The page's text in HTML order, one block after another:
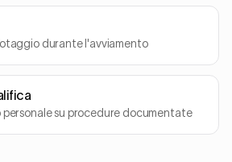
durante l'avviamento
personale su procedure documentate